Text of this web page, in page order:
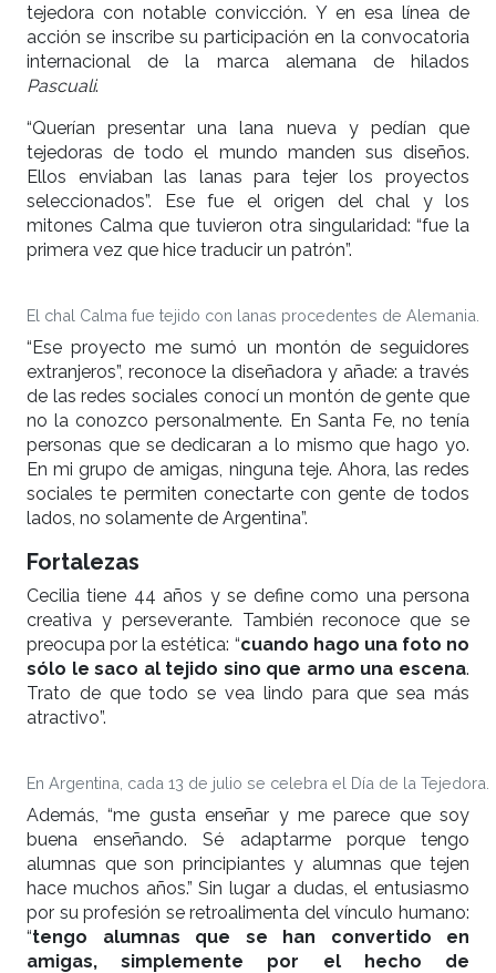
tejedora con notable convicción. Y en esa línea de
acción se inscribe su participación en la convocatoria
internacional de la marca alemana de hilados
Pascuali.
“Querían presentar una lana nueva y pedían que
tejedoras de todo el mundo manden sus diseños.
Ellos enviaban las lanas para tejer los proyectos
seleccionados”. Ese fue el origen del chal y los
mitones Calma que tuvieron otra singularidad: “fue la
primera vez que hice traducir un patrón”.
El chal Calma fue tejido con lanas procedentes de Alemania.
“Ese proyecto me sumó un montón de seguidores
extranjeros”, reconoce la diseñadora y añade: a través
de las redes sociales conocí un montón de gente que
no la conozco personalmente. En Santa Fe, no tenía
personas que se dedicaran a lo mismo que hago yo.
En mi grupo de amigas, ninguna teje. Ahora, las redes
sociales te permiten conectarte con gente de todos
lados, no solamente de Argentina”.
Fortalezas
Cecilia tiene 44 años y se define como una persona
creativa y perseverante. También reconoce que se
preocupa por la estética: “cuando hago una foto no
sólo le saco al tejido sino que armo una escena.
Trato de que todo se vea lindo para que sea más
atractivo”.
En Argentina, cada 13 de julio se celebra el Día de la Tejedora.
Además, “me gusta enseñar y me parece que soy
buena enseñando. Sé adaptarme porque tengo
alumnas que son principiantes y alumnas que tejen
hace muchos años.” Sin lugar a dudas, el entusiasmo
por su profesión se retroalimenta del vínculo humano:
“tengo alumnas que se han convertido en
amigas, simplemente por el hecho de